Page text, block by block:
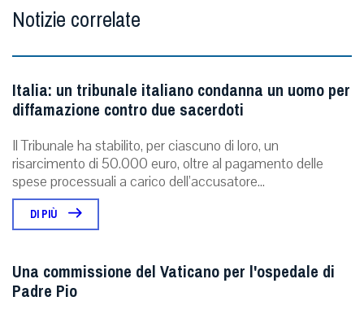
Notizie correlate
Italia: un tribunale italiano condanna un uomo per
diffamazione contro due sacerdoti
Il Tribunale ha stabilito, per ciascuno di loro, un
risarcimento di 50.000 euro, oltre al pagamento delle
spese processuali a carico dell’accusatore...
DI PIÙ
Una commissione del Vaticano per l'ospedale di
Padre Pio